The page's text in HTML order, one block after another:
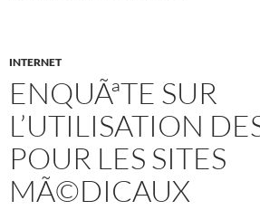
INTERNET
ENQUÃªTE SUR
L’UTILISATION
POUR LES SITES
MÃ©DICAUX